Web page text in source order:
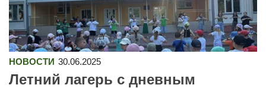
НОВОСТИ 30.06.2025
Летний лагерь с дневным